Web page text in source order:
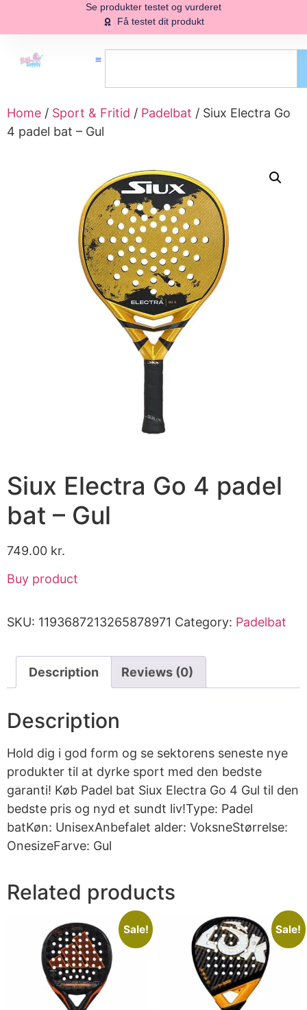
Se produkter testet og vurderet
Få testet dit produkt
Home / Sport & Fritid / Padelbat / Siux Electra Go
4 padel bat – Gul
Siux Electra Go 4 padel
bat – Gul
749.00 kr.
Buy product
SKU: 1193687213265878971 Category: Padelbat
Description Reviews (0)
Description
Hold dig i god form og se sektorens seneste nye
produkter til at dyrke sport med den bedste
garanti! Køb Padel bat Siux Electra Go 4 Gul til den
bedste pris og nyd et sundt liv!Type: Padel
batKøn: UnisexAnbefalet alder: VoksneStørrelse:
OnesizeFarve: Gul
Related products
Sale! Sale!